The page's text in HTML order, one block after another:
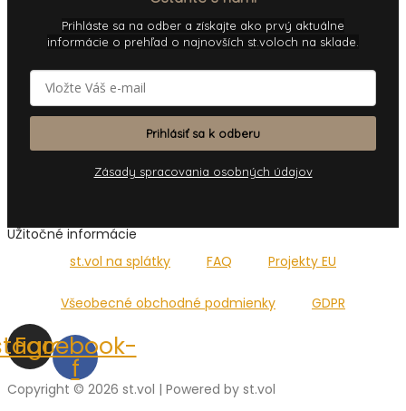
Prihláste sa na odber a získajte ako prvý aktuálne
informácie o prehľad o najnovších st.voloch na sklade.
Prihlásiť sa k odberu
Zásady spracovania osobných údajov
UŽitočné informácie
st.vol na splátky
FAQ Projekty EU
Všeobecné obchodné podmienky GDPR
Facebook-
f
Copyright © 2026 st.vol | Powered by st.vol